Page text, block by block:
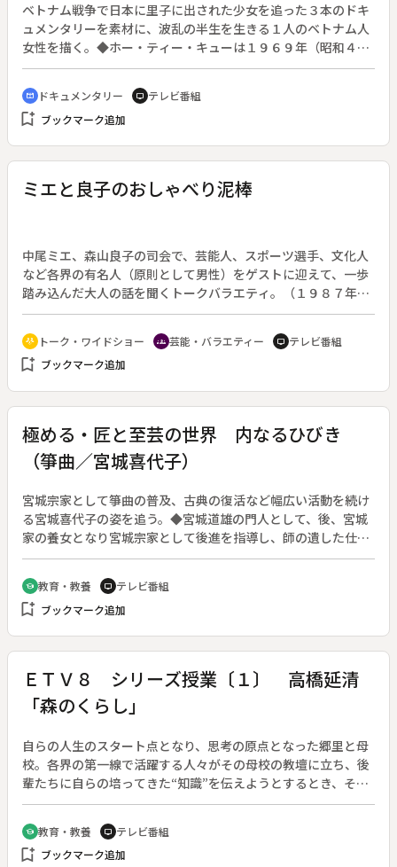
ベトナム戦争で日本に里子に出された少女を追った３本のドキ
ュメンタリーを素材に、波乱の半生を生きる１人のベトナム人
女性を描く。◆ホー・ティー・キューは１９６９年（昭和４
４）にベトナムからの里子第１号として１２歳で単身来日し、
その愛くるしさで一躍「時の人」となった。故国ベトナムが戦
火に揺れた激動の時代、１２歳から２４歳までを福島県原町の
里親のもとで青春を送った。その後看護婦となってドイツに旅
がら彼女はなにを感じていたのか。
cinematic_blur ドキュメンタリー tv テレビ番組
bookmark_add ブックマーク追加
ミエと良子のおしゃべり泥棒
中尾ミエ、森山良子の司会で、芸能人、スポーツ選手、文化人
など各界の有名人（原則として男性）をゲストに迎えて、一歩
踏み込んだ大人の話を聞くトークバラエティ。（１９８７年３
月２７日終了、全３６０回）◆この回のゲストは伊東四朗。シ
リアスドラマや司会者としても活躍中だが、本人はあくま
で“喜劇役者”と言いきる。オカマ役を演じた時のエピソードな
ど仕事の話のほか、家庭でのグウタラぶりも披露する。
adaptive_audio_mic トーク・ワイドショー groups 芸能・バラエティー tv テレビ番組
bookmark_add ブックマーク追加
極める・匠と至芸の世界 内なるひびき
（箏曲／宮城喜代子）
宮城宗家として箏曲の普及、古典の復活など幅広い活動を続け
る宮城喜代子の姿を追う。◆宮城道雄の門人として、後、宮城
家の養女となり宮城宗家として後進を指導し、師の遺した仕事
を更にひろめ、８２歳にしてなお席を温める暇がないほどであ
る。曲は技巧ではなく心を伝えること、今なお自らに厳しい修
練が続く。
school 教育・教養 tv テレビ番組
bookmark_add ブックマーク追加
ＥＴＶ８ シリーズ授業〔１〕 高橋延清
「森のくらし」
自らの人生のスタート点となり、思考の原点となった郷里と母
校。各界の第一線で活躍する人々がその母校の教壇に立ち、後
輩たちに自らの培ってきた“知識”を伝えようとするとき、そこ
にはどんな授業が展開されるのであろうか。その姿を追いなが
ら、知ることの楽しさ、学ぶことのすばらしさを伝える。全３
回。◆第１回は、地域学習のパイオニアであり、今良寛と親し
まれる高橋延清さん。東京大学名誉教授でありながら一度も教
school 教育・教養 tv テレビ番組
bookmark_add ブックマーク追加